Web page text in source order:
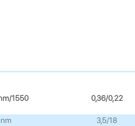
1550 0,36/0,22
3,5/18